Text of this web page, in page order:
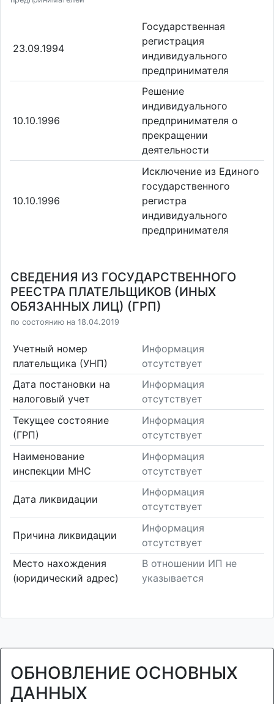
23.09.1994
Государственная
регистрация
индивидуального
предпринимателя
10.10.1996
Решение
индивидуального
предпринимателя о
прекращении
деятельности
10.10.1996
Исключение из Единого
государственного
регистра
индивидуального
предпринимателя
СВЕДЕНИЯ ИЗ ГОСУДАРСТВЕННОГО
РЕЕСТРА ПЛАТЕЛЬЩИКОВ (ИНЫХ
ОБЯЗАННЫХ ЛИЦ) (ГРП)
по состоянию на 18.04.2019
Учетный номер
плательщика (УНП)
Информация
отсутствует
Дата постановки на
налоговый учет
Информация
отсутствует
Текущее состояние
(ГРП)
Информация
отсутствует
Наименование
инспекции МНС
Информация
отсутствует
Дата ликвидации
Информация
отсутствует
Причина ликвидации
Информация
отсутствует
Место нахождения
(юридический адрес)
В отношении ИП не
указывается
ОБНОВЛЕНИЕ ОСНОВНЫХ
ДАННЫХ